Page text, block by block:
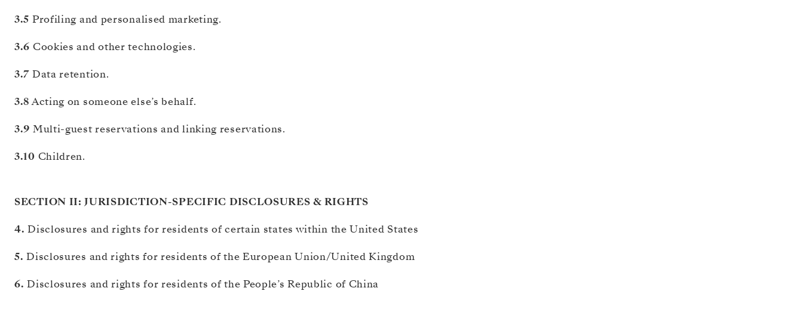
3.5 Profiling and personalised marketing.
3.6 Cookies and other technologies.
3.7 Data retention.
3.8Acting on someone else’s behalf.
3.9 Multi-guest reservations and linking reservations.
3.10 Children.
SECTION II: JURISDICTION-SPECIFIC DISCLOSURES & RIGHTS
4. Disclosures and rights for residents of certain states within the United States
5.Disclosures and rights for residents of the European Union/United Kingdom
6.Disclosures and rights for residents of the People’s Republic of China